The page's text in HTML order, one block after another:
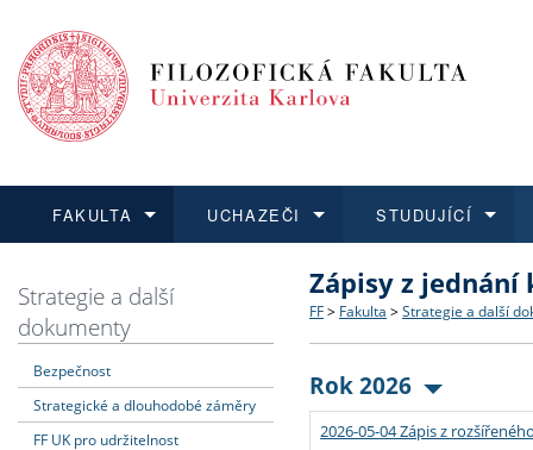
FAKULTA
Dozvědět se více
Struktura a historie
Strategie a další
Podpora a benefity pro
UCHAZEČI
Podat přihlášku
Co studovat a jak se
Učitelské studijní
Informace k průběhu
STUDUJÍCÍ
Dozvědět se více
Bakalářské a magisterské
Doktorské studium
Rigorózní řízení
Dozvědět se více
O vědě a výzkumu na FF
Akademické kvalifikace
Granty a projekty
Dozvědět se více
Aktuální nabídky a
Vyjíždějící studenti
Přijíždějící studenti
Strategie a další
dokumenty
Bezpečnost
Strategické a dlouhodobé záměry
FF UK pro udržitelnost
Zápisy z jednání
FF > Fakulta > Strategie a další
Rok 2026
2026-05-04 Zápis z